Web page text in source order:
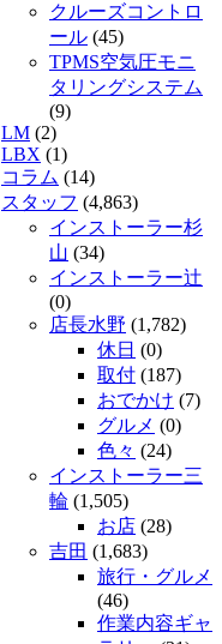
クルーズコントロ
ール (45)
TPMS空気圧モニ
タリングシステム
(9)
LM (2)
LBX (1)
コラム (14)
スタッフ (4,863)
インストーラー杉
山 (34)
インストーラー辻
(0)
店長水野 (1,782)
休日 (0)
取付 (187)
おでかけ (7)
グルメ (0)
色々 (24)
インストーラー三
輪 (1,505)
お店 (28)
吉田 (1,683)
旅行・グルメ
(46)
作業内容ギャ